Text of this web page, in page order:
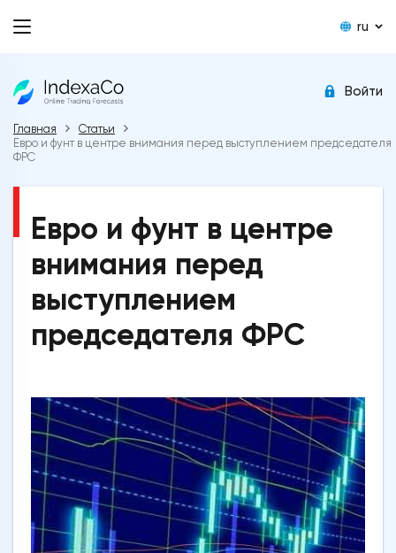
ru
Войти
Главная
Статьи
Евро и фунт в центре внимания перед выступлением председателя
ФРС
Евро и фунт в центре
внимания перед
выступлением
председателя ФРС